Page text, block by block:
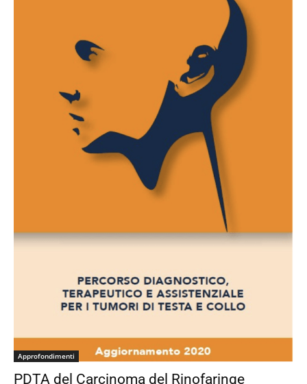
Approfondimenti
PDTA del Carcinoma del Rinofaringe